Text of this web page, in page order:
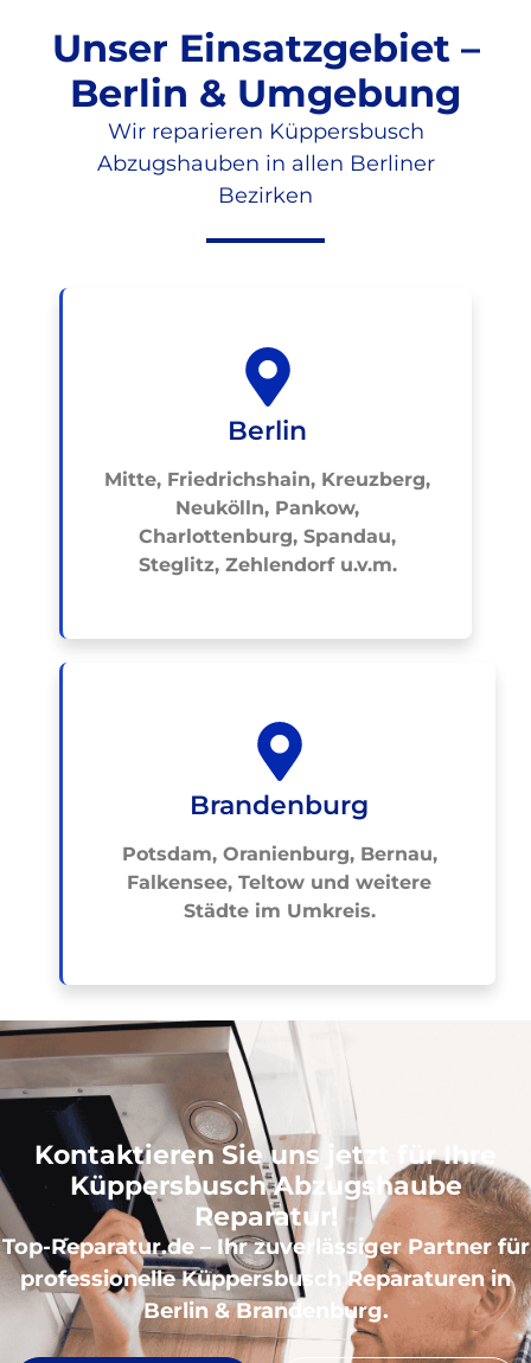
Unser Einsatzgebiet –
Berlin & Umgebung
Wir reparieren Küppersbusch
Abzugshauben in allen Berliner
Bezirken
Berlin
Mitte, Friedrichshain, Kreuzberg,
Neukölln, Pankow,
Charlottenburg, Spandau,
Steglitz, Zehlendorf u.v.m.
Brandenburg
Potsdam, Oranienburg, Bernau,
Falkensee, Teltow und weitere
Städte im Umkreis.
Kontaktieren Sie uns jetzt für Ihre
Küppersbusch Abzugshaube
Reparatur!
Top-Reparatur.de – Ihr zuverlässiger Partner für
professionelle Küppersbusch Reparaturen in
Berlin & Brandenburg.